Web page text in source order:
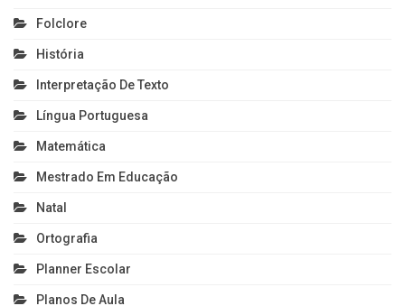
Folclore
História
Interpretação De Texto
Língua Portuguesa
Matemática
Mestrado Em Educação
Natal
Ortografia
Planner Escolar
Planos De Aula